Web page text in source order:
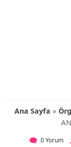
Ana Sayfa »
0 Yorum